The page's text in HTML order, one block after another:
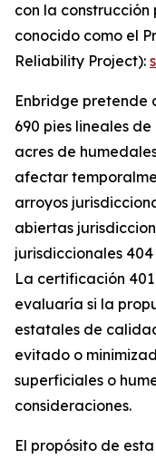
con la
conocido como el
Reliability Project):
Enbridge pretende
690 pies lineales
acres de
afectar
arroyos
abiertas
jurisdiccionales
La certificación
evaluaría si la
estatales de
evitado o
superficiales o
consideraciones.
El propósito de